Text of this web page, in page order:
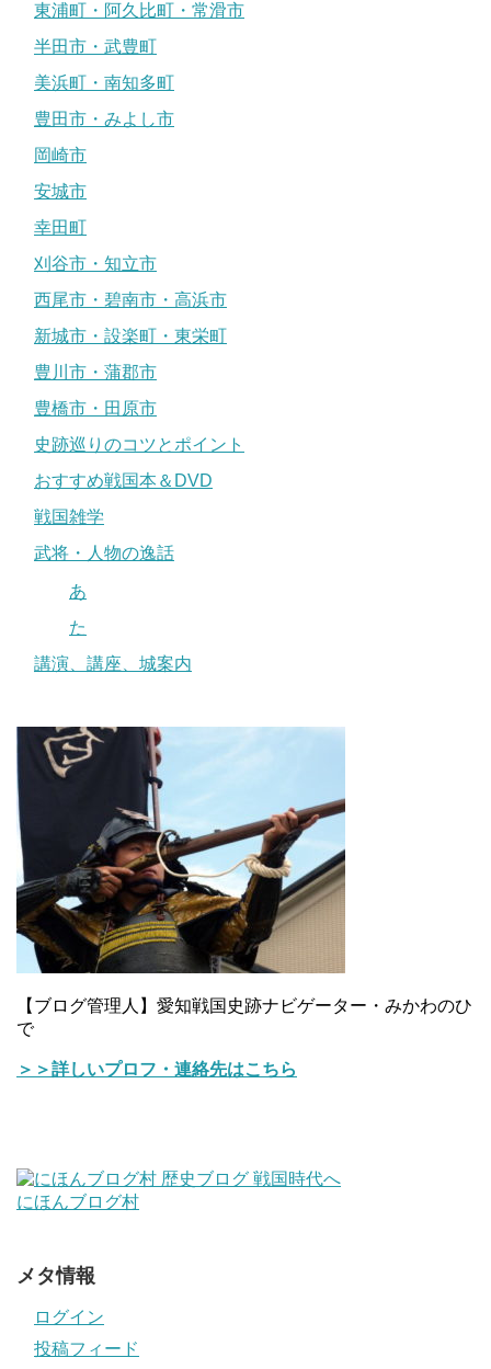
東浦町・阿久比町・常滑市
半田市・武豊町
美浜町・南知多町
豊田市・みよし市
岡崎市
安城市
幸田町
刈谷市・知立市
西尾市・碧南市・高浜市
新城市・設楽町・東栄町
豊川市・蒲郡市
豊橋市・田原市
史跡巡りのコツとポイント
おすすめ戦国本＆DVD
戦国雑学
武将・人物の逸話
あ
た
講演、講座、城案内
【ブログ管理人】愛知戦国史跡ナビゲーター・みかわのひ
で
＞＞詳しいプロフ・連絡先はこちら
にほんブログ村
メタ情報
ログイン
投稿フィード